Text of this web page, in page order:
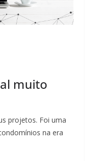
muito
projetos. Foi uma
na era